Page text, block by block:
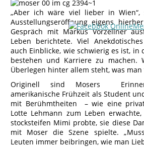
„Aber ich wäre viel lieber in
Ausstellungseröffnung eigens
Gespräch mit Markus Vorzellner
Leben berichtete. Viel
auch Einblicke, wie schwierig es ist,
bestehen und Karriere zu machen.
Überlegen hinter allem steht, was man
Originell sind Mosers
amerikanische Frühzeit als Student
mit Berühmtheiten – wie eine
Lotte Lehmann zum Leben
stocksteifen Mimi probte, sie diese
mit Moser die Szene spielte.
Leuten immer beibringen, wie man